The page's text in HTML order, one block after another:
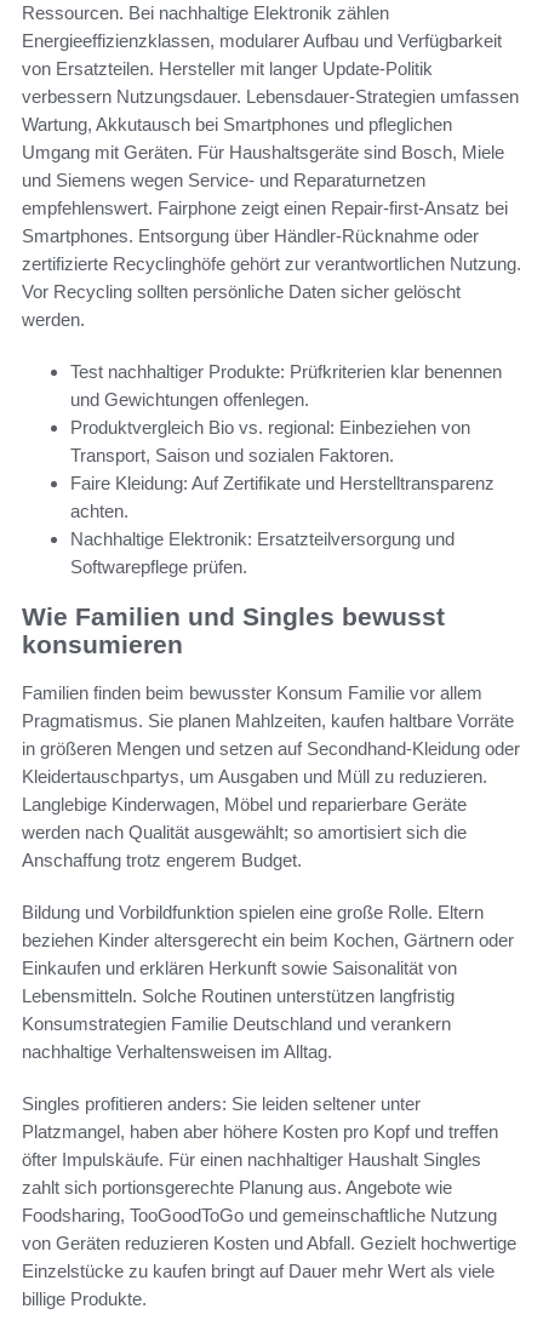
Ressourcen. Bei nachhaltige Elektronik zählen
Energieeffizienzklassen, modularer Aufbau und Verfügbarkeit
von Ersatzteilen. Hersteller mit langer Update-Politik
verbessern Nutzungsdauer. Lebensdauer-Strategien umfassen
Wartung, Akkutausch bei Smartphones und pfleglichen
Umgang mit Geräten. Für Haushaltsgeräte sind Bosch, Miele
und Siemens wegen Service- und Reparaturnetzen
empfehlenswert. Fairphone zeigt einen Repair-first-Ansatz bei
Smartphones. Entsorgung über Händler-Rücknahme oder
zertifizierte Recyclinghöfe gehört zur verantwortlichen Nutzung.
Vor Recycling sollten persönliche Daten sicher gelöscht
werden.
Test nachhaltiger Produkte: Prüfkriterien klar benennen
und Gewichtungen offenlegen.
Produktvergleich Bio vs. regional: Einbeziehen von
Transport, Saison und sozialen Faktoren.
Faire Kleidung: Auf Zertifikate und Herstelltransparenz
achten.
Nachhaltige Elektronik: Ersatzteilversorgung und
Softwarepflege prüfen.
Wie Familien und Singles bewusst
konsumieren
Familien finden beim bewusster Konsum Familie vor allem
Pragmatismus. Sie planen Mahlzeiten, kaufen haltbare Vorräte
in größeren Mengen und setzen auf Secondhand-Kleidung oder
Kleidertauschpartys, um Ausgaben und Müll zu reduzieren.
Langlebige Kinderwagen, Möbel und reparierbare Geräte
werden nach Qualität ausgewählt; so amortisiert sich die
Anschaffung trotz engerem Budget.
Bildung und Vorbildfunktion spielen eine große Rolle. Eltern
beziehen Kinder altersgerecht ein beim Kochen, Gärtnern oder
Einkaufen und erklären Herkunft sowie Saisonalität von
Lebensmitteln. Solche Routinen unterstützen langfristig
Konsumstrategien Familie Deutschland und verankern
nachhaltige Verhaltensweisen im Alltag.
Singles profitieren anders: Sie leiden seltener unter
Platzmangel, haben aber höhere Kosten pro Kopf und treffen
öfter Impulskäufe. Für einen nachhaltiger Haushalt Singles
zahlt sich portionsgerechte Planung aus. Angebote wie
Foodsharing, TooGoodToGo und gemeinschaftliche Nutzung
von Geräten reduzieren Kosten und Abfall. Gezielt hochwertige
Einzelstücke zu kaufen bringt auf Dauer mehr Wert als viele
billige Produkte.